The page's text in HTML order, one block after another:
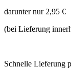
darunter nur 2,95 €
(bei Lieferung
Schnelle Lieferung